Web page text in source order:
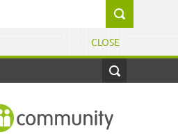
CLOSE